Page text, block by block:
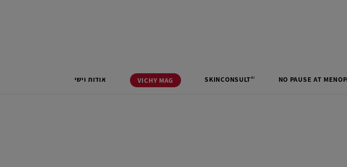
NO PAUSE AT
SKINCONSULTAI
VICHY MAG אודות וישי